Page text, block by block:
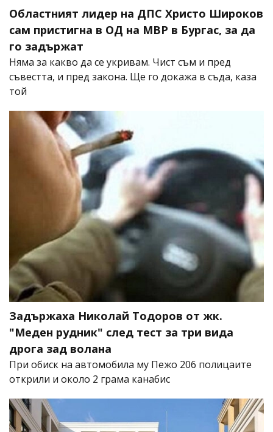
Областният лидер на ДПС Христо Широков
сам пристигна в ОД на МВР в Бургас, за да
го задържат
Няма за какво да се укривам. Чист съм и пред
съвестта, и пред закона. Ще го докажа в съда, каза
той
Задържаха Николай Тодоров от жк.
"Меден рудник" след тест за три вида
дрога зад волана
При обиск на автомобила му Пежо 206 полицаите
открили и около 2 грама канабис